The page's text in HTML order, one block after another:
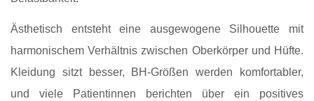
Ästhetisch entsteht eine ausgewogene Silhouette mit
harmonischem Verhältnis zwischen Oberkörper und Hüfte.
Kleidung sitzt besser, BH‑Größen werden komfortabler,
und viele Patientinnen berichten über ein positives